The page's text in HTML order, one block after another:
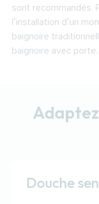
sont recommandés.
l’installation d’un
baignoire
baignoire avec porte.
Douche